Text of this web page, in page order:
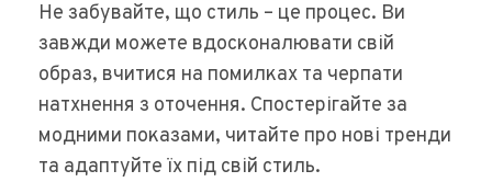
Не забувайте, що стиль – це процес. Ви
завжди можете вдосконалювати свій
образ, вчитися на помилках та черпати
натхнення з оточення. Спостерігайте за
модними показами, читайте про нові тренди
та адаптуйте їх під свій стиль.